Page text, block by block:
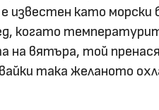
известен като морски
когато
на вятъра, той
така желаното